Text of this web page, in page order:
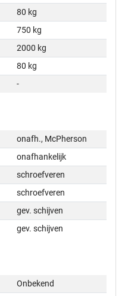
80 kg
750 kg
2000 kg
80 kg
-
onafh., McPherson
onafhankelijk
schroefveren
schroefveren
gev. schijven
gev. schijven
Onbekend